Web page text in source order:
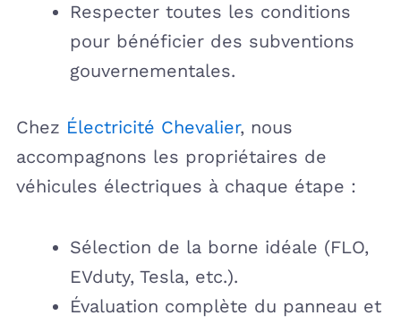
Respecter toutes les conditions
pour bénéficier des subventions
gouvernementales.
Chez Électricité Chevalier, nous
accompagnons les propriétaires de
véhicules électriques à chaque étape :
Sélection de la borne idéale (FLO,
EVduty, Tesla, etc.).
Évaluation complète du panneau et